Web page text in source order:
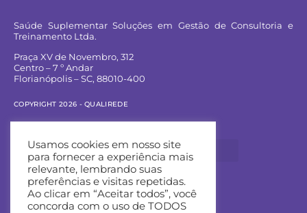
Saúde Suplementar Soluções em Gestão de Consultoria e
Treinamento Ltda.
Praça XV de Novembro, 312
Centro – 7 º Andar
Florianópolis – SC, 88010-400
COPYRIGHT 2026 - QUALIREDE
Entre em contato:
Usamos cookies em nosso site
para fornecer a experiência mais
relevante, lembrando suas
preferências e visitas repetidas.
Ao clicar em “Aceitar todos”, você
concorda com o uso de TODOS